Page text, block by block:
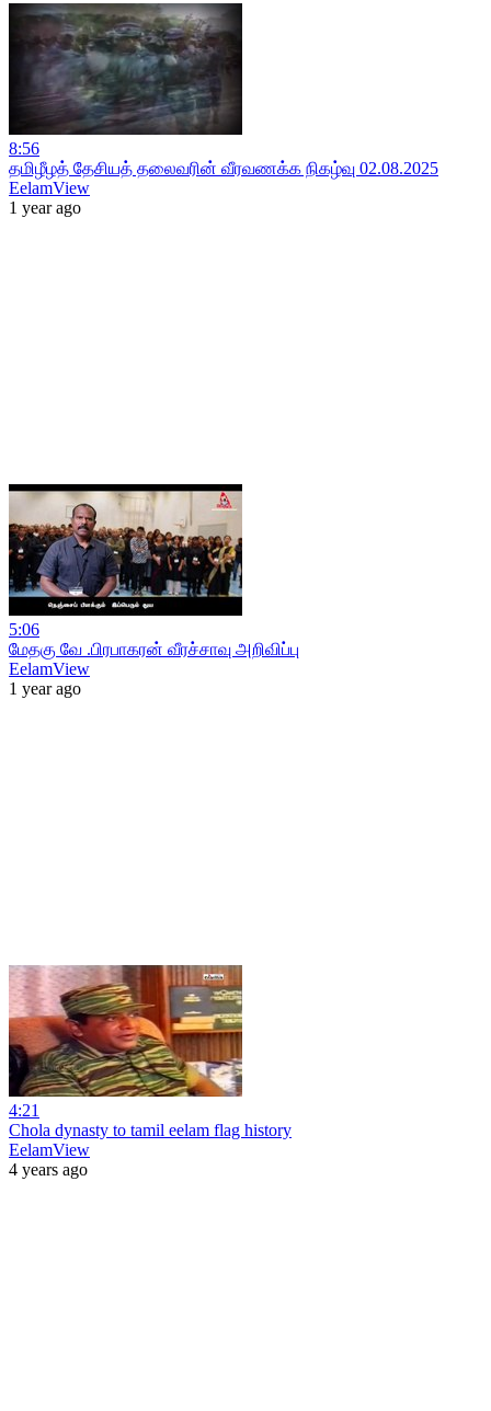
8:56
தமிழீழத் தேசியத் தலைவரின் வீரவணக்க நிகழ்வு 02.08.2025
EelamView
1 year ago
5:06
மேதகு வே .பிரபாகரன் வீரச்சாவு அறிவிப்பு
EelamView
1 year ago
4:21
Chola dynasty to tamil eelam flag history
EelamView
4 years ago